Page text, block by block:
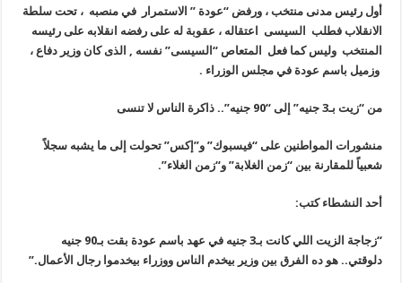
أول رئيس مدنى منتخب ، ورفض “عودة ” الاستمرار في منصبه ، تحت سلطة
الانقلاب فطلب السيسى اعتقاله ، عقوبة له على رفضه انقلابه على رئيسه
المنتخب وليس كما فعل المتعاص “السيسى” نفسه , الذى كان وزير دفاع ،
وزميل باسم عودة في مجلس الوزراء .
من “زيت بـ3 جنيه” إلى “90 جنيه”.. ذاكرة الناس لا تنسى
منشورات المواطنين على “فيسبوك” و”إكس” تحولت إلى ما يشبه سجلاً
شعبياً للمقارنة بين “زمن الغلابة” و“زمن الغلاء”.
أحد النشطاء كتب:
“زجاجة الزيت اللي كانت بـ3 جنيه في عهد باسم عودة بقت بـ90 جنيه
دلوقتي.. هو ده الفرق بين وزير بيخدم الناس ووزراء بيخدموا رجال الأعمال.”